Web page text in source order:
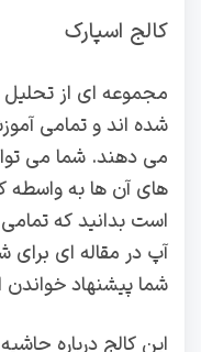
کالج اسپارک
مجموعه ای از
شده اند و تمامی
می دهند. شما می
های آن ها به واسطه
است بدانید که
آپ در مقاله ای برای
شما پیشنهاد خواندن
این کالج درباره